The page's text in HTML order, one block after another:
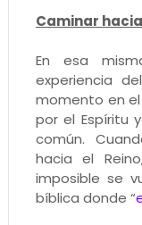
Caminar hacia
En esa
experiencia
momento en
por el Espíritu
común.
hacia el
imposible se
bíblica donde “